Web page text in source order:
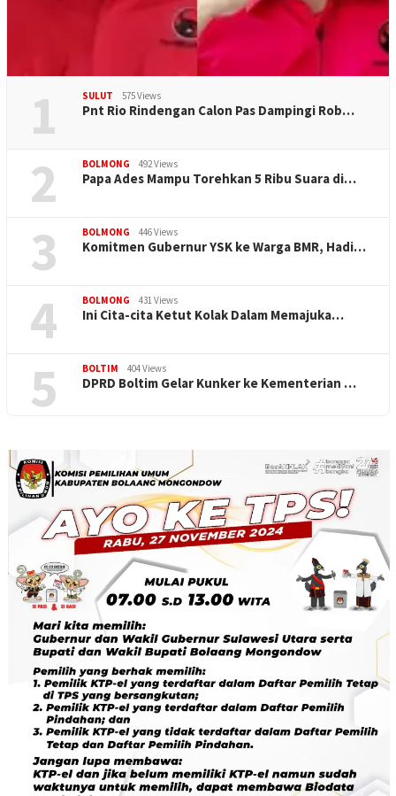
1 SULUT 575 Views
Pnt Rio Rindengan Calon Pas Dampingi Rob…
2 BOLMONG 492 Views
Papa Ades Mampu Torehkan 5 Ribu Suara di…
3 BOLMONG 446 Views
Komitmen Gubernur YSK ke Warga BMR, Hadi…
4 BOLMONG 431 Views
Ini Cita-cita Ketut Kolak Dalam Memajuka…
5 BOLTIM 404 Views
DPRD Boltim Gelar Kunker ke Kementerian …